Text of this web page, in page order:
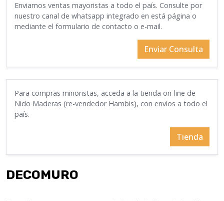
Enviamos ventas mayoristas a todo el país. Consulte por
nuestro canal de whatsapp integrado en está página o
mediante el formulario de contacto o e-mail.
Enviar Consulta
Para compras minoristas, acceda a la tienda on-line de
Nido Maderas (re-vendedor Hambis), con envíos a todo el
país.
Tienda
DECOMURO